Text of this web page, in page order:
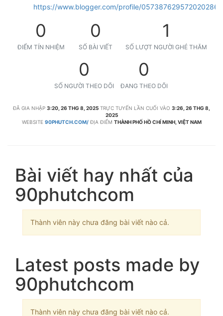
https://www.blogger.com/profile/
0
ĐIỂM TÍN NHIỆM
0
SỐ BÀI VIẾT
1
SỐ LƯỢT NGƯỜI GHÉ THĂM
0
SỐ NGƯỜI THEO DÕI
0
ĐANG THEO DÕI
ĐÃ GIA NHẬP 3:20, 26 THG 8, 2025 TRỰC TUYẾN LẦN CUỐI VÀO 3:26, 26 THG 8,
2025
WEBSITE 90PHUTCH.COM/ ĐỊA ĐIỂM THÀNH PHỐ HỒ CHÍ MINH, VIỆT NAM
Bài viết hay nhất của
90phutchcom
Thành viên này chưa đăng bài viết nào cả.
Latest posts made by
90phutchcom
Thành viên này chưa đăng bài viết nào cả.